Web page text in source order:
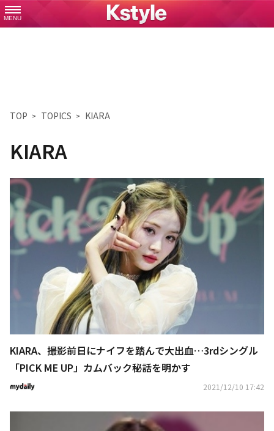
MENU
TOP TOPICS KIARA
KIARA
KIARA、撮影前日にナイフを踏んで大出血…3rdシングル
「PICK ME UP」カムバック秘話を明かす
2021/12/10 17:42